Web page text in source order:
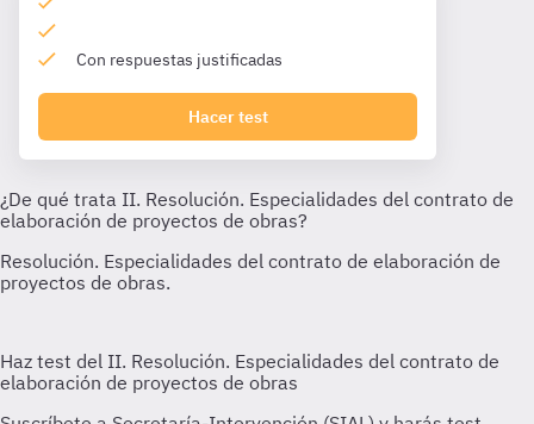
Con respuestas justificadas
Hacer test